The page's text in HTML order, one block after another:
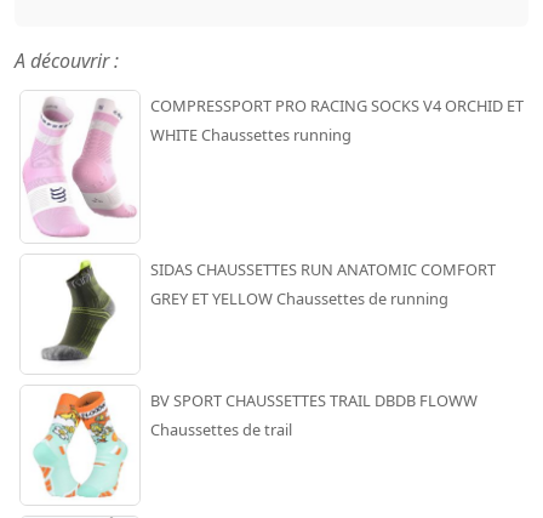
A découvrir :
COMPRESSPORT PRO RACING SOCKS V4 ORCHID ET
WHITE Chaussettes running
SIDAS CHAUSSETTES RUN ANATOMIC COMFORT
GREY ET YELLOW Chaussettes de running
BV SPORT CHAUSSETTES TRAIL DBDB FLOWW
Chaussettes de trail